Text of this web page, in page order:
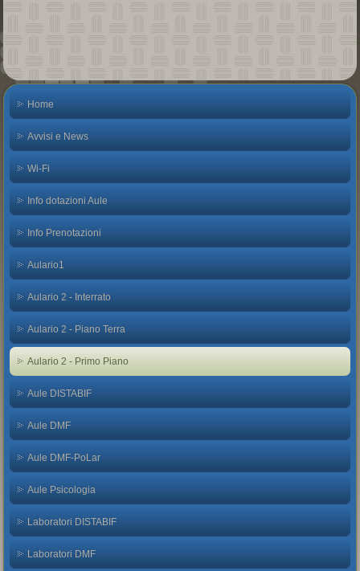
Home
Avvisi e News
Wi-Fi
Info dotazioni Aule
Info Prenotazioni
Aulario1
Aulario 2 - Interrato
Aulario 2 - Piano Terra
Aulario 2 - Primo Piano
Aule DISTABIF
Aule DMF
Aule DMF-PoLar
Aule Psicologia
Laboratori DISTABIF
Laboratori DMF